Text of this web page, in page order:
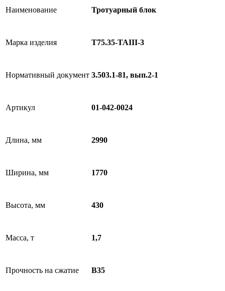
Наименование Тротуарный блок
Марка изделия Т75.35-TAIII-3
Нормативный документ 3.503.1-81, вып.2-1
Артикул 01-042-0024
Длина, мм 2990
Ширина, мм 1770
Высота, мм 430
Масса, т 1,7
Прочность на сжатие B35